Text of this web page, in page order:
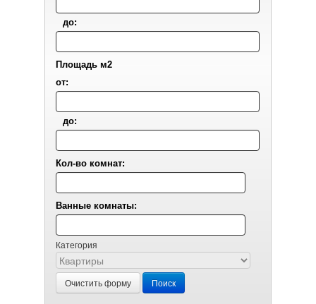
до:
Площадь м2
от:
до:
Кол-во комнат:
Ванные комнаты:
Категория
Очистить форму Поиск